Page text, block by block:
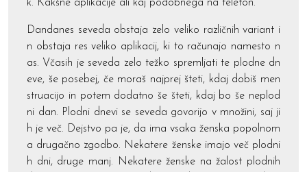
k. Kakšne aplikacije ali kaj podobnega na telefon.
Dandanes seveda obstaja zelo veliko različnih variant i
n obstaja res veliko aplikacij, ki to računajo namesto n
as. Včasih je seveda zelo težko spremljati te plodne dn
eve, še posebej, če moraš najprej šteti, kdaj dobiš men
struacijo in potem dodatno še šteti, kdaj bo še neplod
ni dan. Plodni dnevi se seveda govorijo v množini, saj ji
h je več. Dejstvo pa je, da ima vsaka ženska popolnom
a drugačno zgodbo. Nekatere ženske imajo več plodni
h dni, druge manj. Nekatere ženske na žalost plodnih